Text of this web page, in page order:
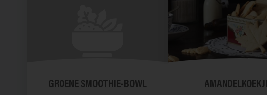
GROENE SMOOTHIE-BOWL